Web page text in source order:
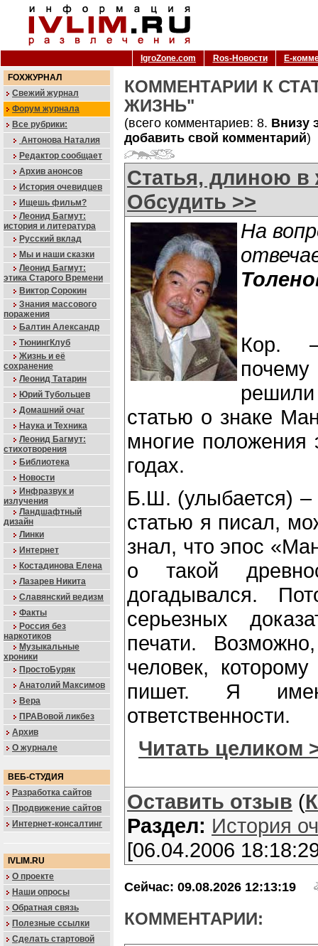
IgroZone.com Ros-Новости
Е-
FOXЖУРНАЛ
Свежий журнал
Форум журнала
Все рубрики:
Антонова Наталия
Редактор сообщает
Архив анонсов
История очевидцев
Ищешь фильм?
Леонид Багмут:
история и литература
Русский вклад
Мы и наши сказки
Леонид Багмут:
этика Старого Времени
Виктор Сорокин
Знания массового
поражения
Балтин Александр
ТюнингКлуб
Жизнь и её
сохранение
Леонид Татарин
Юрий Тубольцев
Домашний очаг
Наука и Техника
Леонид Багмут:
стихотворения
Библиотека
Новости
Инфразвук и
излучения
Ландшафтный
дизайн
Линки
Интернет
Костадинова Елена
Лазарев Никита
Славянский ведизм
Факты
Россия без
наркотиков
Музыкальные
хроники
ПростоБуряк
Анатолий Максимов
Вера
ПРАВовой ликбез
Архив
О журнале
ВЕБ-СТУДИЯ
Разработка сайтов
Продвижение сайтов
Интернет-консалтинг
IVLIM.RU
О проекте
Наши опросы
Обратная связь
Полезные ссылки
Сделать стартовой
КОММЕНТАРИИ К
ЖИЗНЬ"
(всего комментариев: 8. Внизу
добавить свой комментарий)
Статья, длиною в
Обсудить >>
На
Кор.
статью о знаке
многие положения
годах.
Б.Ш. (улыбается) –
статью я писал,
знал, что эпос
о такой
догадывался.
серьезных
печати.
человек,
пишет. Я
ответственности.
Читать целиком
Оставить отзыв (
Раздел: История
[06.04.2006
Сейчас: 09.08.2026 12:13:19
КОММЕНТАРИИ: